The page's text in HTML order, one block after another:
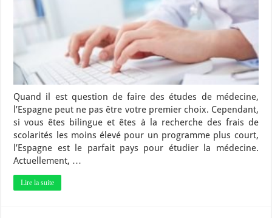
Quand il est question de faire des études de médecine,
l’Espagne peut ne pas être votre premier choix. Cependant,
si vous êtes bilingue et êtes à la recherche des frais de
scolarités les moins élevé pour un programme plus court,
l’Espagne est le parfait pays pour étudier la médecine.
Actuellement, …
Lire la suite